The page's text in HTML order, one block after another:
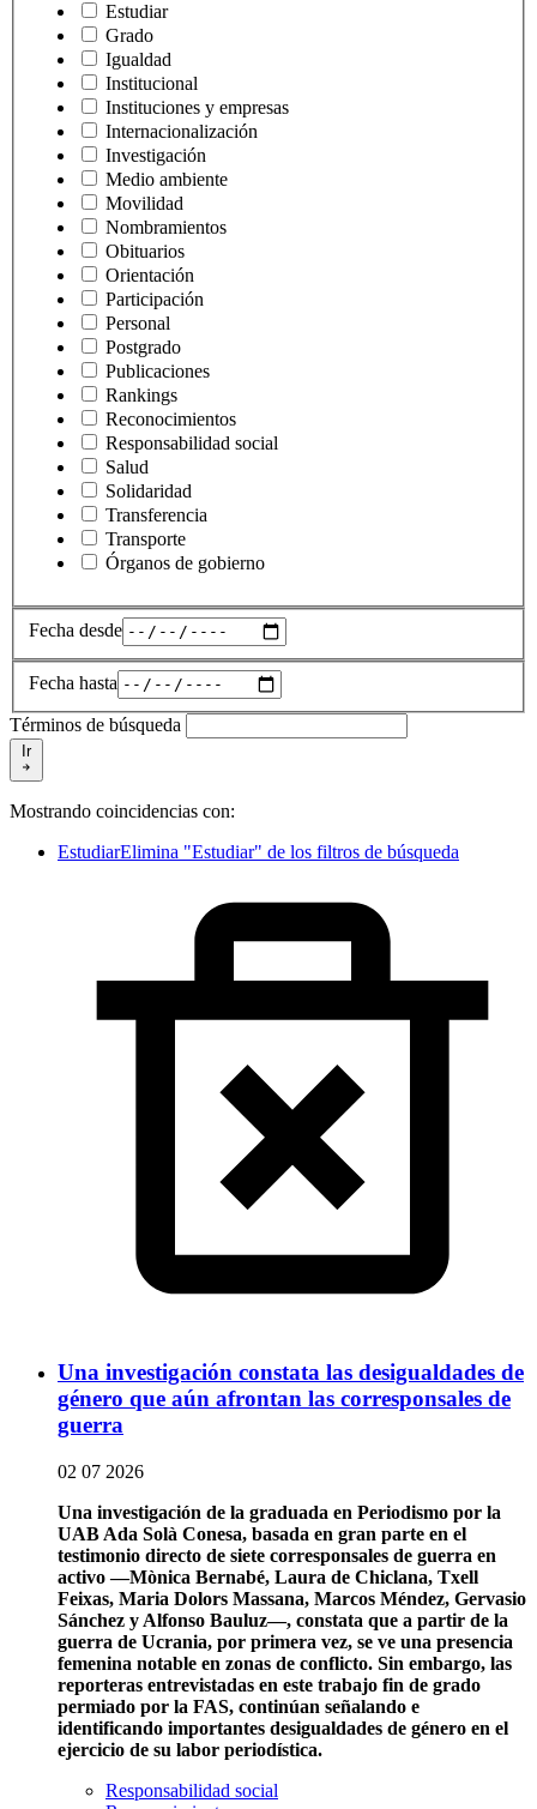
Estudiar
Grado
Igualdad
Institucional
Instituciones y empresas
Internacionalización
Investigación
Medio ambiente
Movilidad
Nombramientos
Obituarios
Orientación
Participación
Personal
Postgrado
Publicaciones
Rankings
Reconocimientos
Responsabilidad social
Salud
Solidaridad
Transferencia
Transporte
Órganos de gobierno
Fecha desde
Fecha hasta
Términos de búsqueda
Ir
Mostrando coincidencias con:
EstudiarElimina "Estudiar" de los filtros de búsqueda
Una investigación constata las desigualdades de
género que aún afrontan las corresponsales de
guerra
02 07 2026
Una investigación de la graduada en Periodismo por la
UAB Ada Solà Conesa, basada en gran parte en el
testimonio directo de siete corresponsales de guerra en
activo —Mònica Bernabé, Laura de Chiclana, Txell
Feixas, Maria Dolors Massana, Marcos Méndez, Gervasio
Sánchez y Alfonso Bauluz—, constata que a partir de la
guerra de Ucrania, por primera vez, se ve una presencia
femenina notable en zonas de conflicto. Sin embargo, las
reporteras entrevistadas en este trabajo fin de grado
permiado por la FAS, continúan señalando e
identificando importantes desigualdades de género en el
ejercicio de su labor periodística.
Responsabilidad social